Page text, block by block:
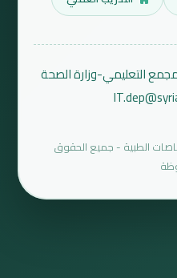
التعليمي-وزارة الصحة
الطبية - جميع الحقوق